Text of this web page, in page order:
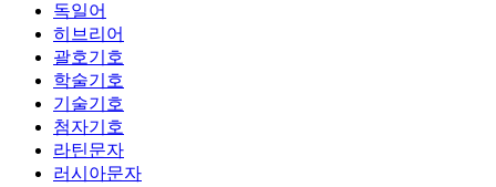
독일어
히브리어
괄호기호
학술기호
기술기호
첨자기호
라틴문자
러시아문자